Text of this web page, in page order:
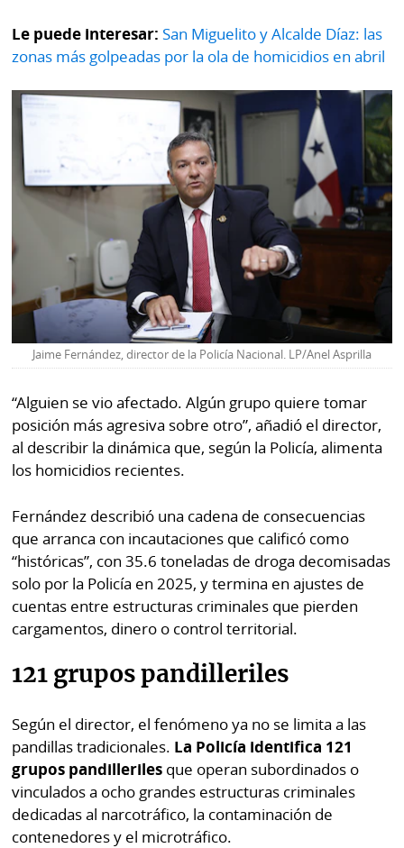
Le puede interesar: San Miguelito y Alcalde Díaz: las
zonas más golpeadas por la ola de homicidios en abril
Jaime Fernández, director de la Policía Nacional. LP/Anel Asprilla
“Alguien se vio afectado. Algún grupo quiere tomar
posición más agresiva sobre otro”, añadió el director,
al describir la dinámica que, según la Policía, alimenta
los homicidios recientes.
Fernández describió una cadena de consecuencias
que arranca con incautaciones que calificó como
“históricas”, con 35.6 toneladas de droga decomisadas
solo por la Policía en 2025, y termina en ajustes de
cuentas entre estructuras criminales que pierden
cargamentos, dinero o control territorial.
121 grupos pandilleriles
Según el director, el fenómeno ya no se limita a las
pandillas tradicionales. La Policía identifica 121
grupos pandilleriles que operan subordinados o
vinculados a ocho grandes estructuras criminales
dedicadas al narcotráfico, la contaminación de
contenedores y el microtráfico.